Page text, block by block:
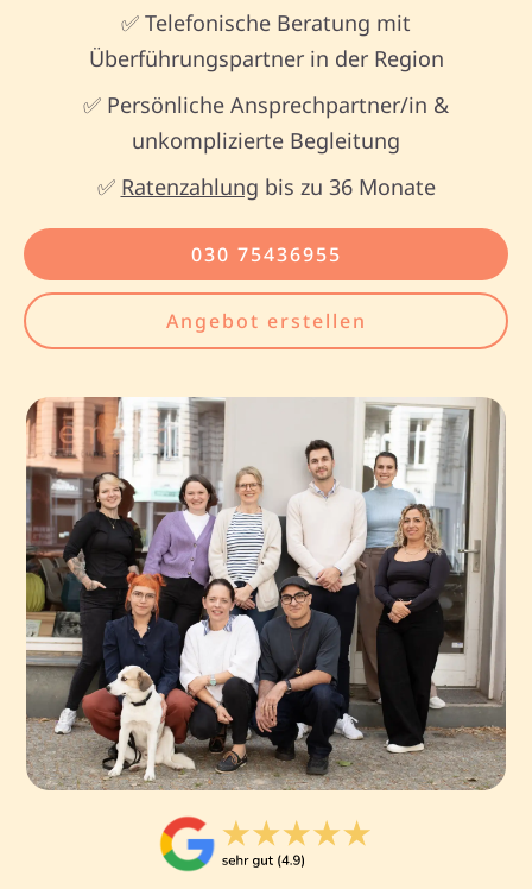
✅ Telefonische Beratung mit
Überführungspartner in der Region
✅ Persönliche Ansprechpartner/in &
unkomplizierte Begleitung
✅ Ratenzahlung bis zu 36 Monate
030 75436955
Angebot erstellen